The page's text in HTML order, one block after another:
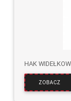
HAK
ZOBACZ